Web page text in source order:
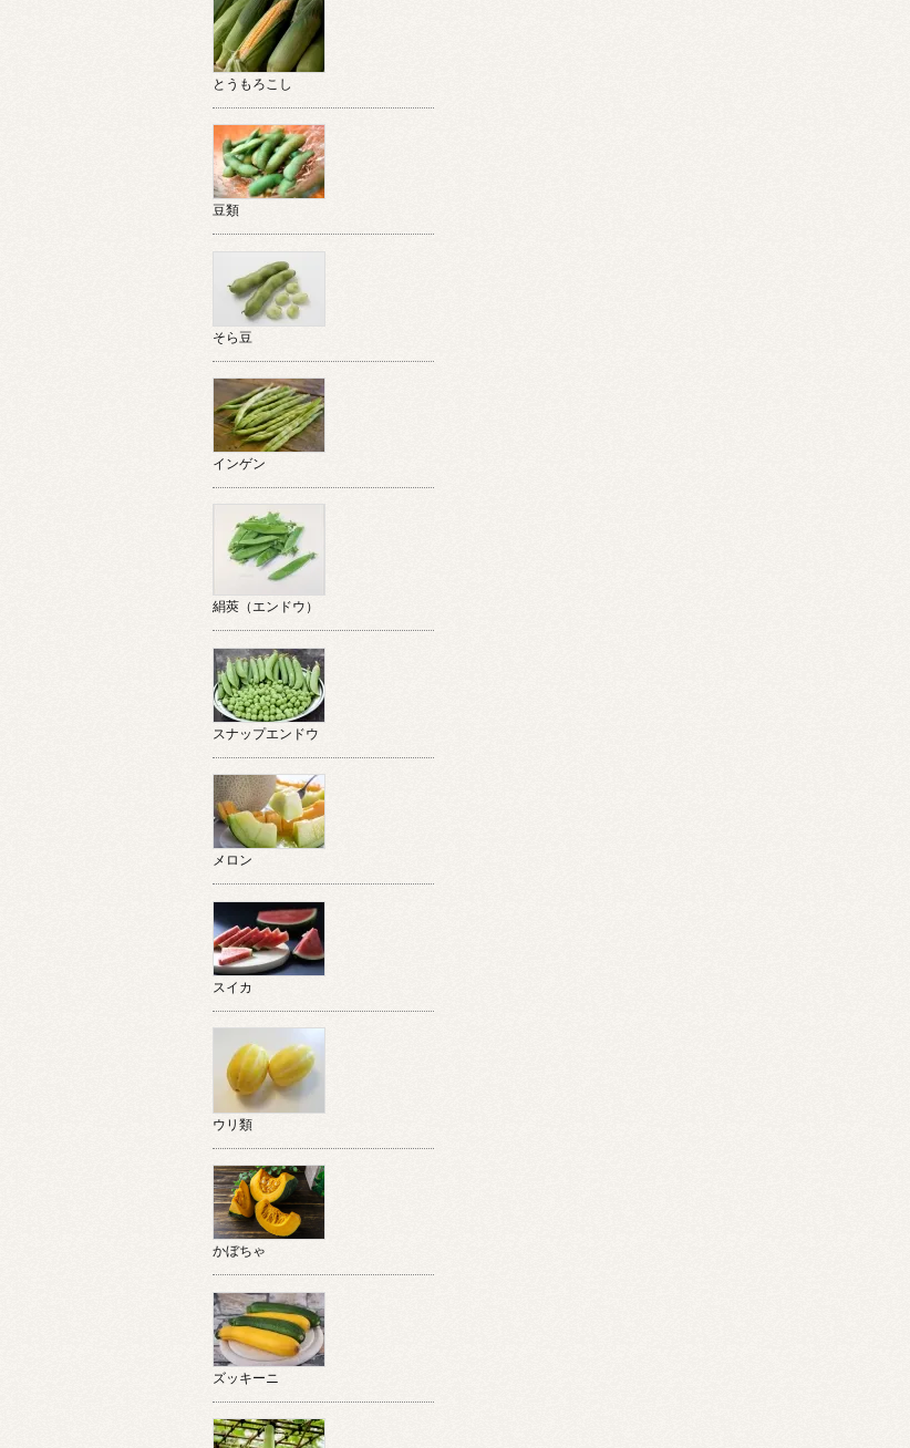
とうもろこし
豆類
そら豆
インゲン
絹莢（エンドウ）
スナップエンドウ
メロン
スイカ
ウリ類
かぼちゃ
ズッキーニ